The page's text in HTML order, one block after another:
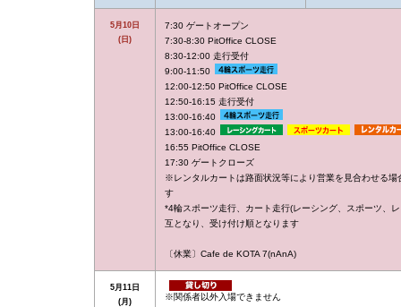
5月10日
(日)
7:30 ゲートオープン
7:30-8:30 PitOffice CLOSE
8:30-12:00 走行受付
9:00-11:50
12:00-12:50 PitOffice CLOSE
12:50-16:15 走行受付
13:00-16:40
13:00-16:40
16:55 PitOffice CLOSE
17:30 ゲートクローズ
※レンタルカートは路面状況等により営業を見合わせる場
す
*4輪スポーツ走行、カート走行(レーシング、スポーツ、
互となり、受け付け順となります
〔休業〕Cafe de KOTA 7(nAnA)
5月11日
(月)
※関係者以外入場できません